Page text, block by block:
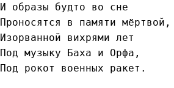
И образы будто во сне
Проносятся в памяти мёртвой,
Изорванной вихрями лет
Под музыку Баха и Орфа,
Под рокот военных ракет.